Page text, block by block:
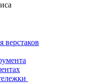
верстаков